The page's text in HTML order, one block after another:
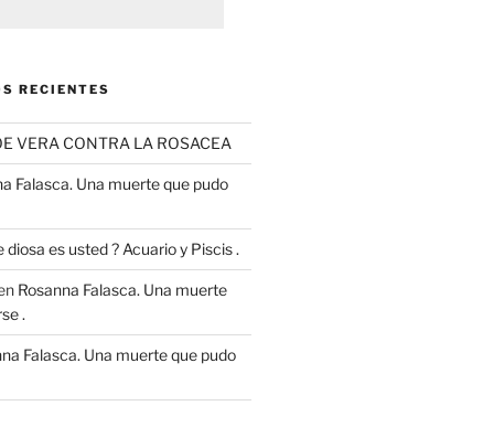
RECIENTES
VERA CONTRA LA ROSACEA
Falasca. Una muerte que pudo
diosa es usted ? Acuario y Piscis .
Rosanna Falasca. Una muerte
.
Falasca. Una muerte que pudo